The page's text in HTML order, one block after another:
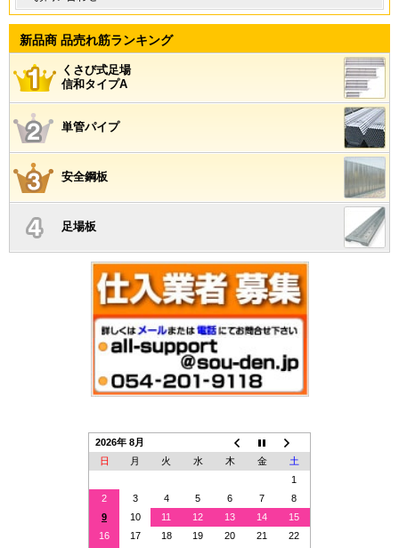
新品商 品売れ筋ランキング
くさび式足場
信和タイプA
単管パイプ
安全鋼板
足場板
2026年 8月
日
月 火 水 木 金
土
1
2
3 4 5 6 7
8
9
10 11 12 13 14
15
16
17 18 19 20 21
22